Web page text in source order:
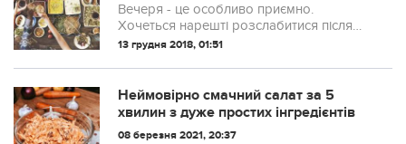
Вечеря - це особливо приємно.
Хочеться нарешті розслабитися після
напруженого трудового дня, випити
день.
13 грудня 2018, 01:51
Неймовірно смачний салат за 5
хвилин з дуже простих інгредієнтів
08 березня 2021, 20:37